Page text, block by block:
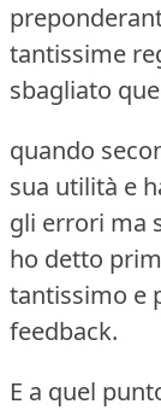
tantissime
sbagliato
quando
sua utilità e
gli errori ma
ho detto
tantissimo e
feedback.
E a quel